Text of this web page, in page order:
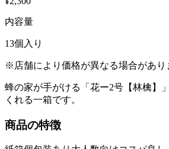
内容量
13個入り
※店舗により価格が異なる場合があり
蜂の家が手がける「花ー2号【林檎】
くれる一箱です。
商品の特徴